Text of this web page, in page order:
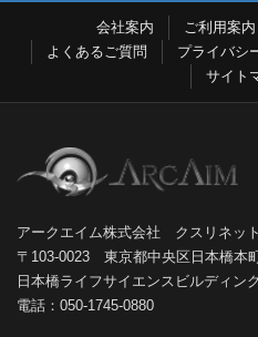
会社案内 ご利用案内
よくあるご質問
プライバシ
サイト
アークエイム株式会社 クスリネッ
〒103-0023 東京都中央区日本橋本
日本橋ライフサイエンスビルディン
電話：050-1745-0880